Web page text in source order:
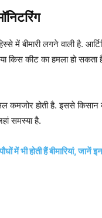
में बीमारी लगने वाली है.
किस कीट का हमला हो सकता
कमजोर होती है. इससे
समस्या है.
होती हैं बीमारियां, जानें